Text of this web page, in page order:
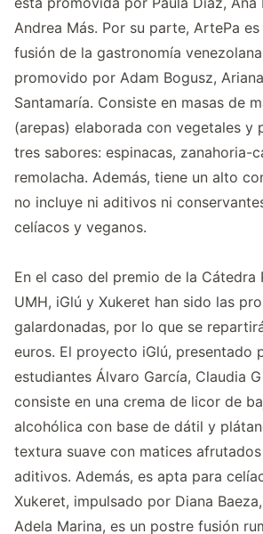
Andrea Más. Por su parte, ArtePa
fusión de la gastronomía
promovido por Adam Bogusz,
Santamaría. Consiste en masas de
(arepas) elaborada con vegetales y
tres sabores: espinacas, zanahoria-
remolacha. Además, tiene un alto
no incluye ni aditivos ni
celíacos y veganos.
En el caso del premio de la Cátedra
UMH, iGlú y Xukeret han sido las
galardonadas, por lo que se
euros. El proyecto iGlú, presentado
estudiantes Álvaro García, Claudia
consiste en una crema de licor de
alcohólica con base de dátil y
textura suave con matices
aditivos. Además, es apta para
Xukeret, impulsado por Diana
Adela Marina, es un postre fusión